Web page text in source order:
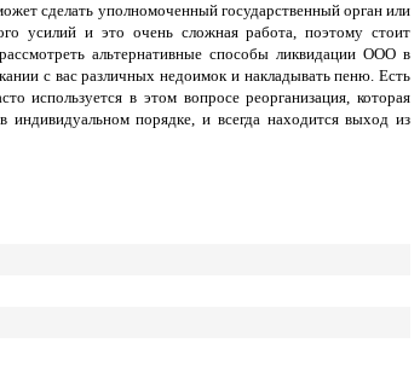
сделать уполномоченный государственный орган или
усилий и это очень сложная работа, поэтому стоит
альтернативные способы ликвидации ООО в
с вас различных недоимок и накладывать пеню. Есть
используется в этом вопросе реорганизация, которая
порядке, и всегда находится выход из